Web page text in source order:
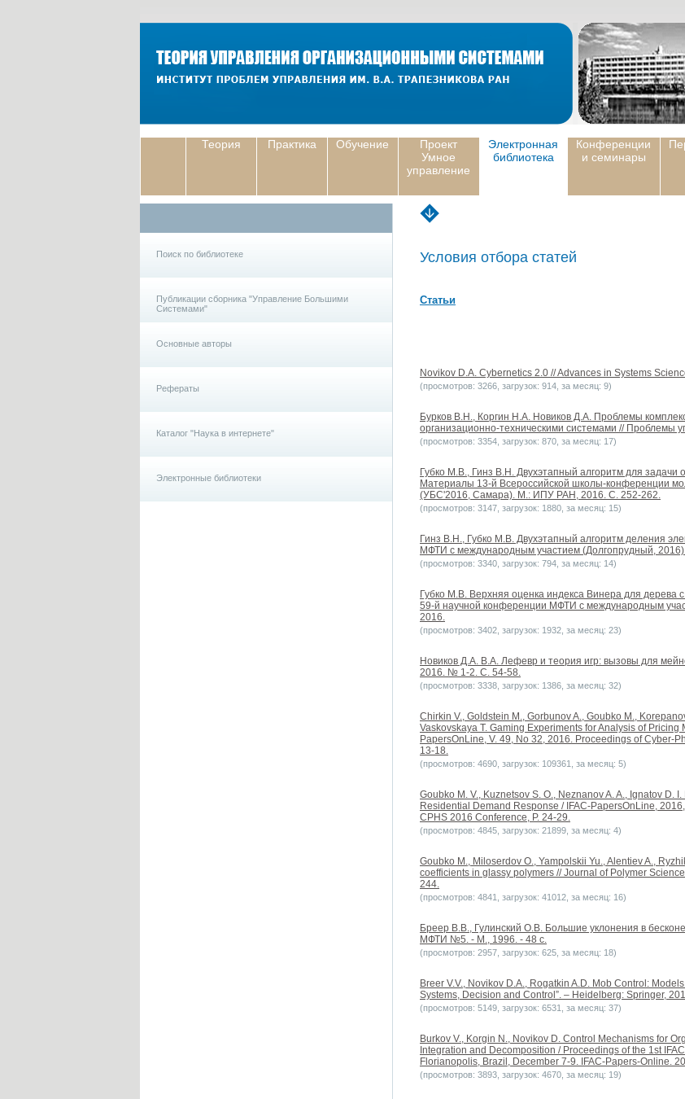
Теория Практика Обучение
Проект
Умное
управление
Электронная
библиотека
Конференции
и семинары
Поиск по библиотеке
Публикации сборника "Управление Большими
Системами"
Основные авторы
Рефераты
Каталог "Наука в интернете"
Электронные библиотеки
Условия отбора статей
Статьи
Novikov D.A. Cybernetics 2.0 // Advances in Systems
(просмотров: 3266, загрузок: 914, за месяц: 9)
Бурков В.Н., Коргин Н.А. Новиков Д.А. Проблемы
организационно-техническими системами // Проблемы
(просмотров: 3354, загрузок: 870, за месяц: 17)
Губко М.В., Гинз В.Н. Двухэтапный алгоритм для задачи
Материалы 13-й Всероссийской школы-конференции
(УБС'2016, Самара). М.: ИПУ РАН, 2016. С. 252-262.
(просмотров: 3147, загрузок: 1880, за месяц: 15)
Гинз В.Н., Губко М.В. Двухэтапный алгоритм деления
МФТИ с международным участием (Долгопрудный,
(просмотров: 3340, загрузок: 794, за месяц: 14)
Губко М.В. Верхняя оценка индекса Винера для
59-й научной конференции МФТИ с международным
2016.
(просмотров: 3402, загрузок: 1932, за месяц: 23)
Новиков Д.А. В.А. Лефевр и теория игр: вызовы для
2016. № 1-2. С. 54-58.
(просмотров: 3338, загрузок: 1386, за месяц: 32)
Chirkin V., Goldstein M., Gorbunov A., Goubko M.,
Vaskovskaya T. Gaming Experiments for Analysis of Pricing
PapersOnLine, V. 49, No 32, 2016. Proceedings of Cyber-
13-18.
(просмотров: 4690, загрузок: 109361, за месяц: 5)
Goubko M. V., Kuznetsov S. O., Neznanov A. A., Ignatov
Residential Demand Response / IFAC-PapersOnLine,
CPHS 2016 Conference, P. 24-29.
(просмотров: 4845, загрузок: 21899, за месяц: 4)
Goubko M., Miloserdov O., Yampolskii Yu., Alentiev A.,
coefficients in glassy polymers // Journal of Polymer
244.
(просмотров: 4841, загрузок: 41012, за месяц: 16)
Бреер В.В., Гулинский О.В. Большие уклонения в
МФТИ №5. - М., 1996. - 48 с.
(просмотров: 2957, загрузок: 625, за месяц: 18)
Breer V.V., Novikov D.A., Rogatkin A.D. Mob Control:
Systems, Decision and Control”. – Heidelberg: Springer,
(просмотров: 5149, загрузок: 6531, за месяц: 37)
Burkov V., Korgin N., Novikov D. Control Mechanisms for
Integration and Decomposition / Proceedings of the 1st
Florianopolis, Brazil, December 7-9. IFAC-Papers-Online.
(просмотров: 3893, загрузок: 4670, за месяц: 19)